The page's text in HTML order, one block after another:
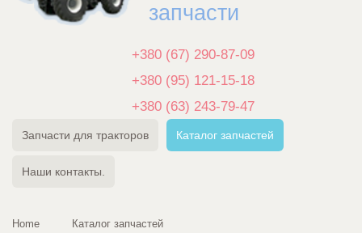
запчасти
+380 (67) 290-87-09
+380 (95) 121-15-18
+380 (63) 243-79-47
Запчасти для тракторов Каталог запчастей
Наши контакты.
Home
Каталог запчастей